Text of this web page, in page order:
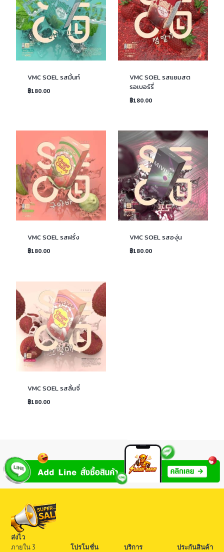
VMC SOEL รสมิ้นท์
฿180.00
VMC SOEL รสแยมสต
รอเบอร์รี่
฿180.00
VMC SOEL รสฝรั่ง
฿180.00
VMC SOEL รสองุ่น
฿180.00
VMC SOEL รสลิ้นจี่
฿180.00
ส่งไว
ภายใน 3
โปรโมชั่น
บริการ
ประกันสินค้า